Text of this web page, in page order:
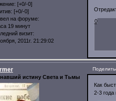
[+0/-0]
[+0/-0]
на форуме:
19 минут
визит:
2011г. 21:29:02
0
истину Света и Тьмы
Как
2-3 года